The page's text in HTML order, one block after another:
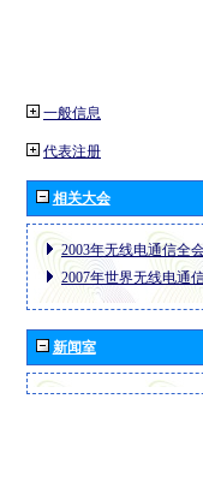
一般信息
代表注册
相关大会
2003年无线电通信全
2007年世界无线电通
新闻室